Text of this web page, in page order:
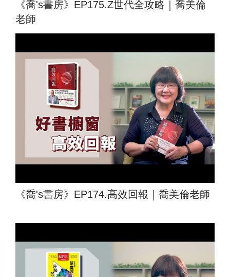
《喬's書房》EP175.Z世代全攻略｜喬美倫
老師
《喬's書房》EP174.高效回報｜喬美倫老師